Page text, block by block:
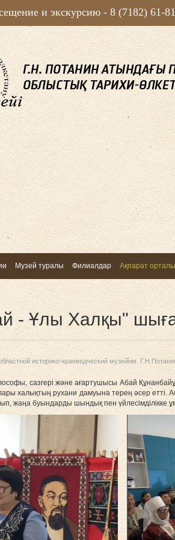
и экскурсию - 8 (7182) 61-
Музей туралы Филиалдар Ақпарат
- Ұлы Халқы"
историко-краеведческий музейим.
сазгері және ағартушысы Абай
халықтың рухани дамуына терең әсер етті.
жаңа буындарды шындық пен